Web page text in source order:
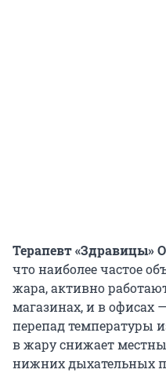
Терапевт «Здравицы»
что наиболее частое
жара, активно
магазинах, и в офисах
перепад температуры
в жару снижает
нижних дыхательных